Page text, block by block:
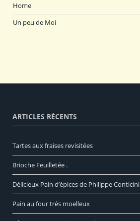
Home
Un peu de Moi
ARTICLES RÉCENTS
Tartes aux fraises revisitées
Brioche Feuilletée .
Délicieux Pain d’épices de Philippe Conticini
Pain au four trés moelleux